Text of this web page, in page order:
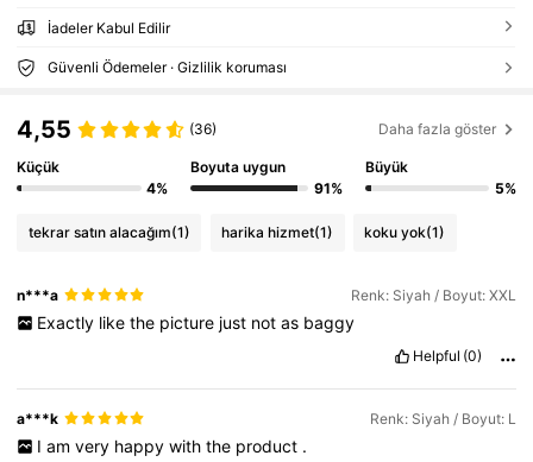
İadeler Kabul Edilir
Güvenli Ödemeler · Gizlilik koruması
4,55 (36) Daha fazla göster
Küçük
4%
Boyuta uygun
91%
Büyük
5%
tekrar satın alacağım(1) harika hizmet(1) koku yok(1)
n***a Renk: Siyah / Boyut: XXL
Exactly like the picture just not as baggy
Helpful (0)
a***k Renk: Siyah / Boyut: L
I am very happy with the product .